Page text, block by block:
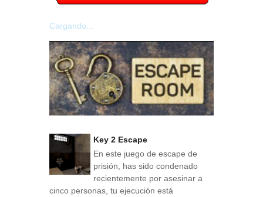
Cargando...
Key 2 Escape
En este juego de escape de
prisión, has sido condenado
recientemente por asesinar a
cinco personas, tu ejecución está